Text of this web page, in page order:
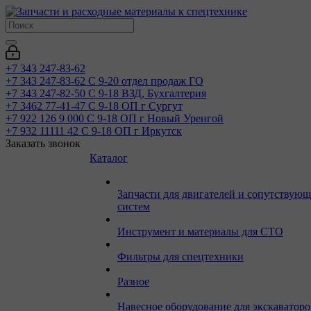
+7 343 247-83-62
+7 343 247-83-62 С 9-20 отдел продаж ГО
+7 343 247-82-50 С 9-18 ВЗД, Бухгалтерия
+7 3462 77-41-47 С 9-18 ОП г Сургут
+7 922 126 9 000 С 9-18 ОП г Новый Уренгой
+7 932 11111 42 С 9-18 ОП г Иркутск
Заказать звонок
Каталог
Запчасти для двигателей и
систем
Инструмент и материалы для СТО
Фильтры для спецтехники
Разное
Навесное оборудование для